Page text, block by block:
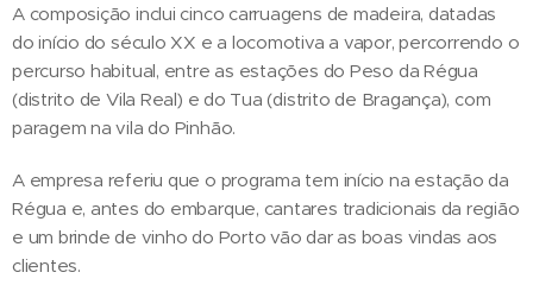
A composição inclui cinco carruagens de madeira, datadas
do início do século XX e a locomotiva a vapor, percorrendo o
percurso habitual, entre as estações do Peso da Régua
(distrito de Vila Real) e do Tua (distrito de Bragança), com
paragem na vila do Pinhão.
A empresa referiu que o programa tem início na estação da
Régua e, antes do embarque, cantares tradicionais da região
e um brinde de vinho do Porto vão dar as boas vindas aos
clientes.